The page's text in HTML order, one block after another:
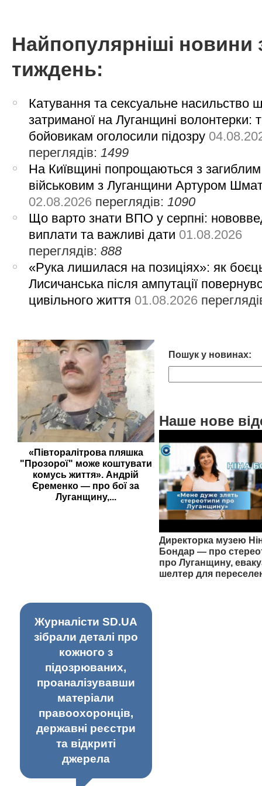
Найпопулярніші новини
тиждень:
Катування та сексуальне насильство
затриманої на Луганщині волонтерки:
бойовикам оголосили підозру
переглядів: 1499
На Київщині попрощаються з загиблим
військовим з Луганщини Артуром
02.08.2026 переглядів: 1090
Що варто знати ВПО у серпні:
виплати та важливі дати 01.08.2026
переглядів:888
«Рука лишилася на позиціях»: як
Лисичанська після ампутації
цивільного життя 01.08.2026
«Півторалітрова пляшка
"Прозорої" може коштувати
комусь життя». Андрій
Єременко — про бої за
Луганщину,...
Пошук у новинах:
Наше нове
Директорка музею
Бондар — про
про Луганщину,
шелтер для
Журналісти SD.UA
зібрали деталі про
кожного з
підозрюваних,
проаналізувавши
матеріали
правоохоронців,
державні реєстри
та відкриті
джерела